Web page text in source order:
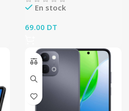
En stock
69.00 DT